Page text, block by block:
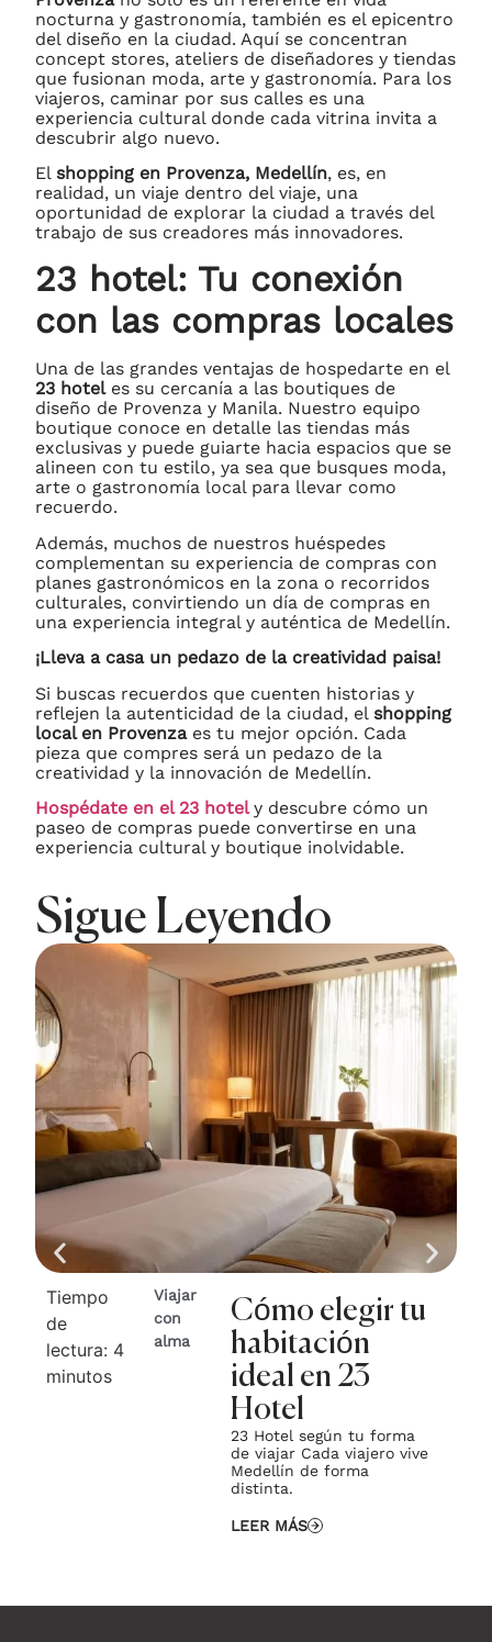
nocturna y gastronomía, también es el epicentro
del diseño en la ciudad. Aquí se concentran
concept stores, ateliers de diseñadores y tiendas
que fusionan moda, arte y gastronomía. Para los
viajeros, caminar por sus calles es una
experiencia cultural donde cada vitrina invita a
descubrir algo nuevo.
Elshopping en Provenza, Medellín, es, en
realidad, un viaje dentro del viaje, una
oportunidad de explorar la ciudad a través del
trabajo de sus creadores más innovadores.
23 hotel: Tu conexión
con las compras locales
Una de las grandes ventajas de hospedarte en el
23 hoteles su cercanía a las boutiques de
diseño de Provenza y Manila. Nuestro equipo
boutique conoce en detalle las tiendas más
exclusivas y puede guiarte hacia espacios que se
alineen con tu estilo, ya sea que busques moda,
arte o gastronomía local para llevar como
recuerdo.
Además, muchos de nuestros huéspedes
complementan su experiencia de compras con
planes gastronómicos en la zona o recorridos
culturales, convirtiendo un día de compras en
una experiencia integral y auténtica de Medellín.
¡Lleva a casa un pedazo de la creatividad paisa!
Si buscas recuerdos que cuenten historias y
reflejen la autenticidad de la ciudad, elshopping
local en Provenzaes tu mejor opción. Cada
pieza que compres será un pedazo de la
creatividad y la innovación de Medellín.
Hospédate en el 23 hotel y descubre cómo un
paseo de compras puede convertirse en una
experiencia cultural y boutique inolvidable.
Sigue Leyendo
Tiempo
de
lectura: 4
minutos
Viajar
con
alma
Cómo elegir tu
habitación
ideal en 23
Hotel
23 Hotel según tu forma
de viajar Cada viajero vive
Medellín de forma
distinta.
LEER MÁS